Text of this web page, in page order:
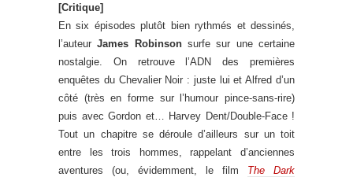
[Critique]
En six épisodes plutôt bien rythmés et dessinés,
l’auteurJames Robinsonsurfe sur une certaine
nostalgie. On retrouve l’ADN des premières
enquêtes du Chevalier Noir : juste lui et Alfred d’un
côté (très en forme sur l’humour pince-sans-rire)
puis avec Gordon et… Harvey Dent/Double-Face !
Tout un chapitre se déroule d’ailleurs sur un toit
entre les trois hommes, rappelant d’anciennes
aventures (ou, évidemment, le film The Dark